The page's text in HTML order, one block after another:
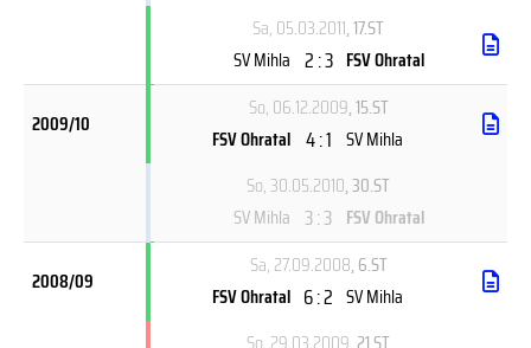
Sa, 05.03.2011, 17.ST
SV Mihla 2 : 3 FSV Ohratal
2009/10
So, 06.12.2009, 15.ST
FSV Ohratal 4 : 1 SV Mihla
So, 30.05.2010, 30.ST
SV Mihla 3 : 3 FSV Ohratal
2008/09
Sa, 27.09.2008, 6.ST
FSV Ohratal 6 : 2 SV Mihla